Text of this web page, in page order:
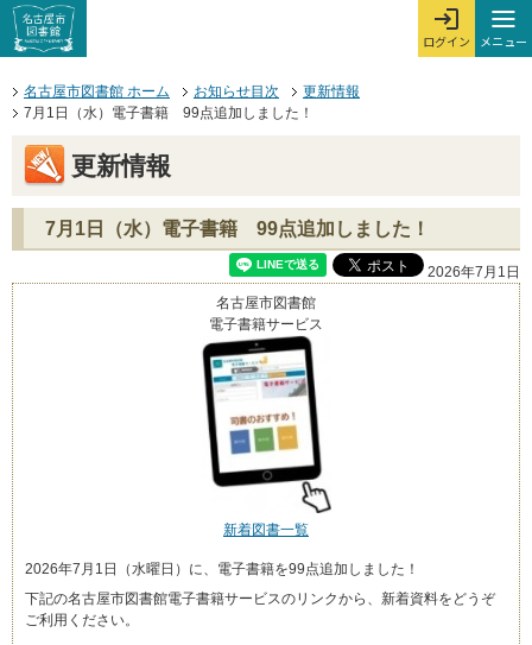
ページの先頭です。
本文へジャンプする。
ここからサイト内共通メニューです。
サイト内共通メニューをスキップする
ログイン
ログインを開
メニュー
メ
サイト内共通メニューここまで。
名古屋市図書館 ホーム
お知らせ目次
更新情報
7月1日（水）電子書籍 99点追加しました！
更新情報
7月1日（水）電子書籍 99点追加しました！
2026年7月1日
名古屋市図書館
電子書籍サービス
新着図書一覧
2026年7月1日（水曜日）に、電子書籍を99点追加しました！
下記の名古屋市図書館電子書籍サービスのリンクから、新着資料をどうぞ
ご利用ください。